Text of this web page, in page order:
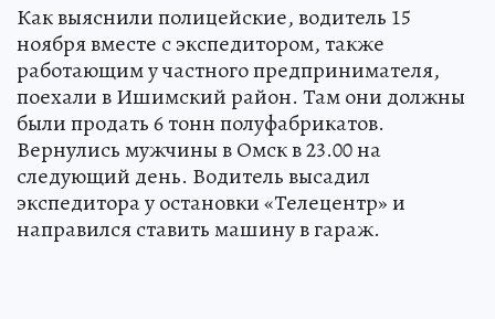
Как выяснили полицейские, водитель 15
ноября вместе с экспедитором, также
работающим у частного предпринимателя,
поехали в Ишимский район. Там они должны
были продать 6 тонн полуфабрикатов.
Вернулись мужчины в Омск в 23.00 на
следующий день. Водитель высадил
экспедитора у остановки «Телецентр» и
направился ставить машину в гараж.